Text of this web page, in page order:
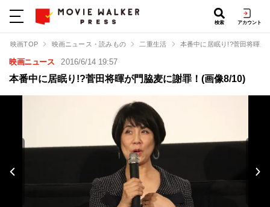
検索 アカウント
映画TOP 映画ニュース・読みもの 二重生活 本番中に居眠り!?菅田将暉が
映画ニュース 2016/6/14 19:57
本番中に居眠り!?菅田将暉が門脇麦に謝罪！(画像8/10)